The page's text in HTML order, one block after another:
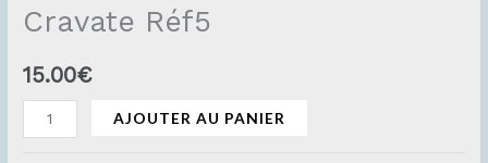
Cravate Réf5
15.00€
AJOUTER AU PANIER